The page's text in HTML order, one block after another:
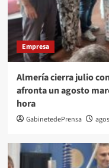
Empresa
Almería cierra julio
afronta un agosto
hora
GabinetedePrensa